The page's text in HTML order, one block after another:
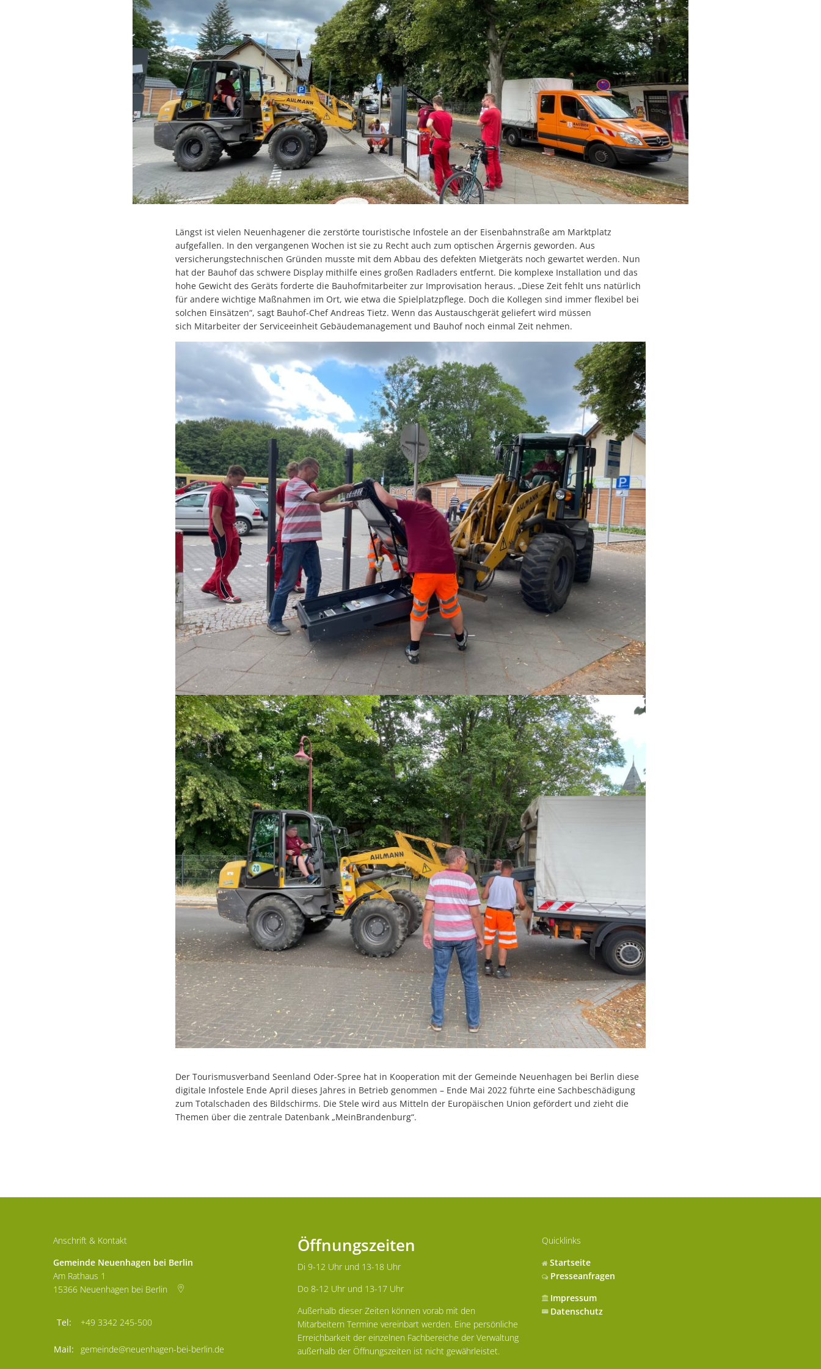
Längst ist vielen Neuenhagener die zerstörte touristische Infostele an der Eisenbahnstraße am Marktplatz
aufgefallen. In den vergangenen Wochen ist sie zu Recht auch zum optischen Ärgernis geworden. Aus
versicherungstechnischen Gründen musste mit dem Abbau des defekten Mietgeräts noch gewartet werden. Nun
hat der Bauhof das schwere Display mithilfe eines großen Radladers entfernt. Die komplexe Installation und das
hohe Gewicht des Geräts forderte die Bauhofmitarbeiter zur Improvisation heraus. „Diese Zeit fehlt uns natürlich
für andere wichtige Maßnahmen im Ort, wie etwa die Spielplatzpflege. Doch die Kollegen sind immer flexibel bei
solchen Einsätzen“, sagt Bauhof-Chef Andreas Tietz. Wenn das Austauschgerät geliefert wird müssen
sich Mitarbeiter der Serviceeinheit Gebäudemanagement und Bauhof noch einmal Zeit nehmen.
Der Tourismusverband Seenland Oder-Spree hat in Kooperation mit der Gemeinde Neuenhagen bei Berlin diese
digitale Infostele Ende April dieses Jahres in Betrieb genommen – Ende Mai 2022 führte eine Sachbeschädigung
zum Totalschaden des Bildschirms. Die Stele wird aus Mitteln der Europäischen Union gefördert und zieht die
Themen über die zentrale Datenbank „MeinBrandenburg“.
Anschrift & Kontakt
Gemeinde Neuenhagen bei Berlin
Am Rathaus 1
15366 Neuenhagen bei Berlin
+49 3342 245-500
gemeinde@neuenhagen-bei-berlin.de
Öffnungszeiten
Di 9-12 Uhr und 13-18 Uhr
Do 8-12 Uhr und 13-17 Uhr
Außerhalb dieser Zeiten können vorab mit den
Mitarbeitern Termine vereinbart werden. Eine persönliche
Erreichbarkeit der einzelnen Fachbereiche der Verwaltung
außerhalb der Öffnungszeiten ist nicht gewährleistet.
Quicklinks
Startseite
Presseanfragen
Impressum
Datenschutz